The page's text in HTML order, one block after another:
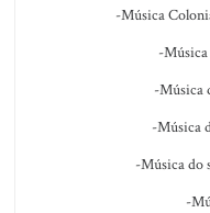
-Música
-
-Música
-Música
-Música do
-